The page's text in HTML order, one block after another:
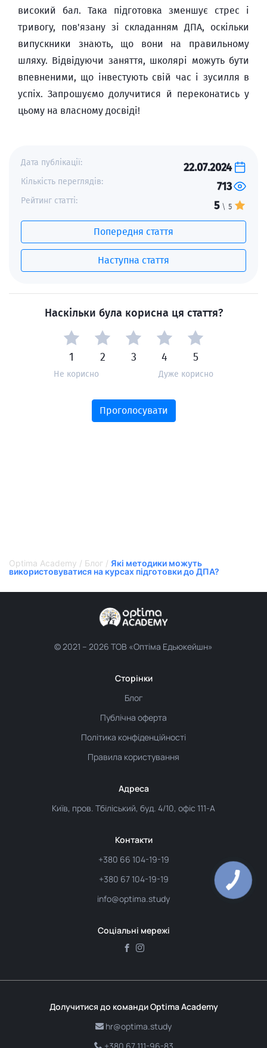
високий бал. Така підготовка зменшує стрес і
тривогу, пов'язану зі складанням ДПА, оскільки
випускники знають, що вони на правильному
шляху. Відвідуючи заняття, школярі можуть бути
впевненими, що інвестують свій час і зусилля в
успіх. Запрошуємо долучитися й переконатись у
цьому на власному досвіді!
Дата публікації: 22.07.2024
Кількість переглядів: 713
Рейтинг статті: 5\ 5
Попередня стаття
Наступна стаття
Наскільки була корисна ця стаття?
1 2 3 4 5
Не корисно Дуже корисно
Проголосувати
Optima Academy / Блог / Які методики можуть
використовуватися на курсах підготовки до ДПА?
© 2021 – 2026 ТОВ «Оптіма Едьюкейшн»
Сторінки
Блог
Публічна оферта
Політика конфіденційності
Правила користування
Адреса
Київ, пров. Тбіліський, буд. 4/10, офіс 111-А
Контакти
+380 66 104-19-19
+380 67 104-19-19
info@optima.study
Соціальні мережі
Долучитися до команди Optima Academy
hr@optima.study